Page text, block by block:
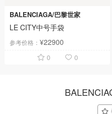
BALENCIAGA/巴黎世家
LE CITY中号手袋
参考价格： ¥22900
0 0